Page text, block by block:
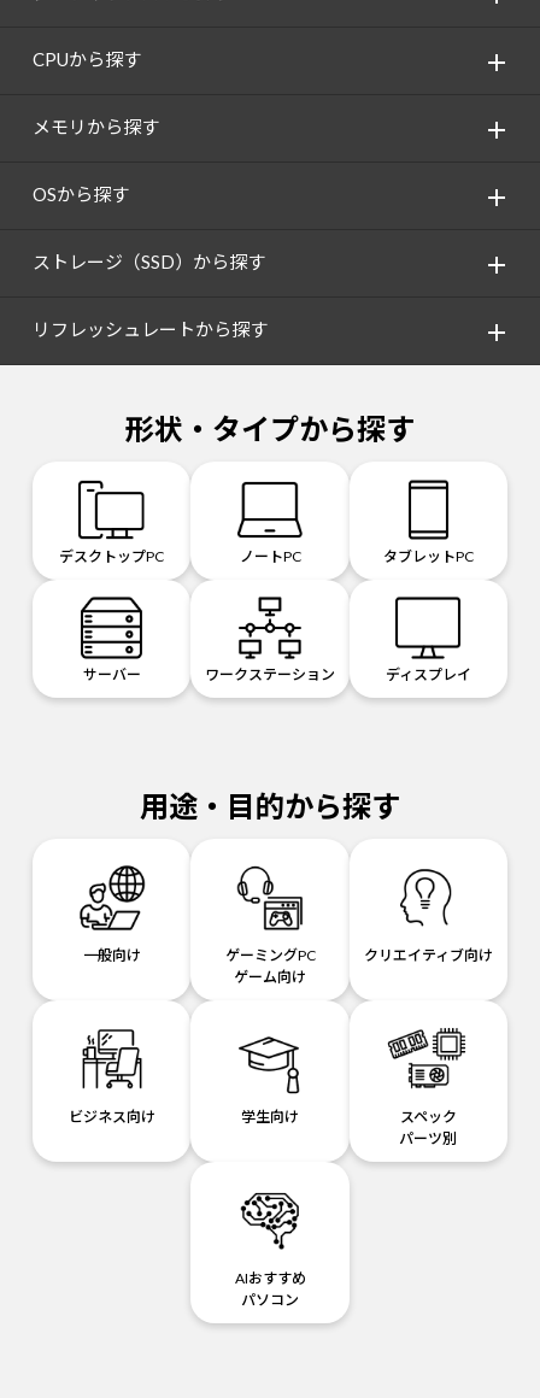
CPUから探す
メモリから探す
OSから探す
ストレージ（SSD）から探す
リフレッシュレートから探す
形状・タイプから探す
デスクトップPC ノートPC タブレットPC
サーバー ワークステーション ディスプレイ
用途・目的から探す
一般向け
ゲーミングPC
ゲーム向け
クリエイティブ向け
ビジネス向け 学生向け
スペック
パーツ別
AIおすすめ
パソコン